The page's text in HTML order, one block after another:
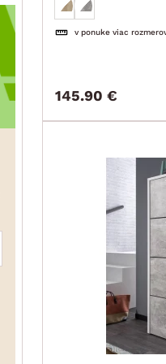
v ponuke viac
145.90 €